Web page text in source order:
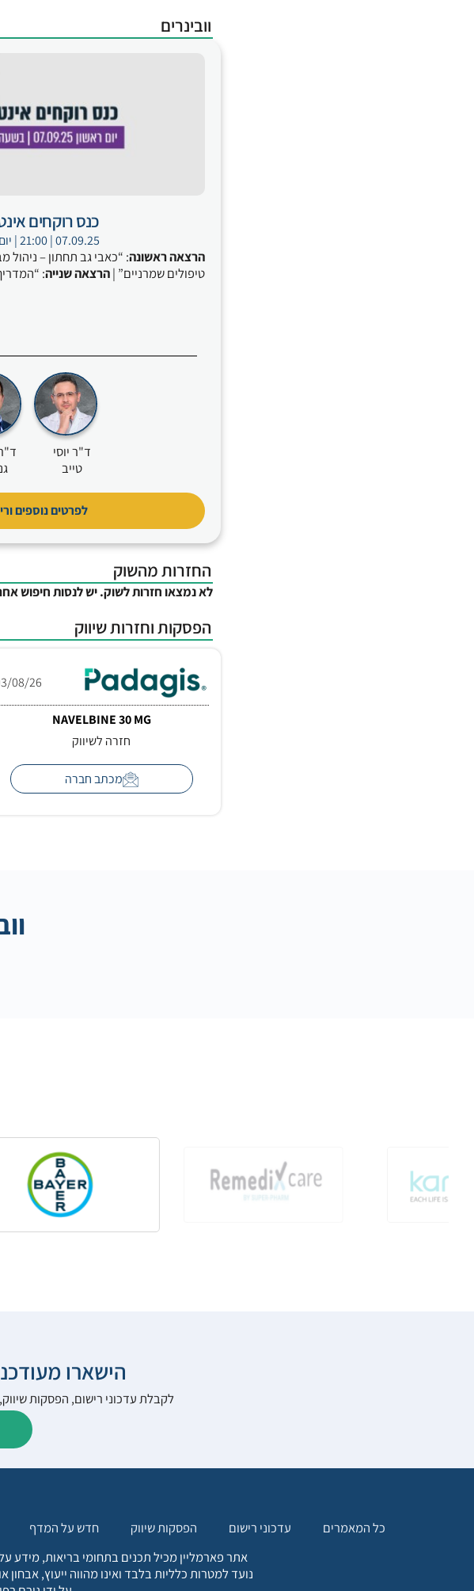
וובינרים
כנס רוקחים
07.09.25 | 21:00 | יום ראשון
הרצאה ראשונה: “כאבי גב תחתון – ניהול
טיפולים שמרניים” |הרצאה שנייה:
ד"ר יוסי
טייב
לפרטים נוספים
החזרות מהשוק
לא נמצאו חזרות לשוק. יש לנסות חיפוש
הפסקות וחזרות שיווק
08/26
NAVELBINE 30 MG
חזרה לשיווק
מכתב חברה
הישארו
לקבלת עדכוני רישום, הפסקות
כל המאמרים עדכוני רישום הפסקות שיווק חדש על המדף
אתר פארמליין מכיל תכנים בתחומי בריאות, מידע
נועד למטרות כלליות בלבד ואינו מהווה ייעוץ,